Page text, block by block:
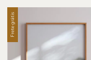
Frete grátis